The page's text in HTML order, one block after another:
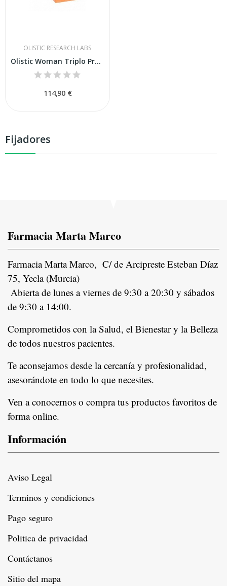
Fijadores
OLISTIC RESEARCH LABS
Olistic Woman Triplo Promoción
114,90 €
Farmacia Marta Marco
Farmacia Marta Marco, C/ de Arcipreste Esteban Díaz
75, Yecla (Murcia)
Abierta de lunes a viernes de 9:30 a 20:30 y sábados
de 9:30 a 14:00.
Comprometidos con la Salud, el Bienestar y la Belleza
de todos nuestros pacientes.
Te aconsejamos desde la cercanía y profesionalidad,
asesorándote en todo lo que necesites.
Ven a conocernos o compra tus productos favoritos de
forma online.
Información
Aviso Legal
Terminos y condiciones
Pago seguro
Politica de privacidad
Contáctanos
Sitio del mapa